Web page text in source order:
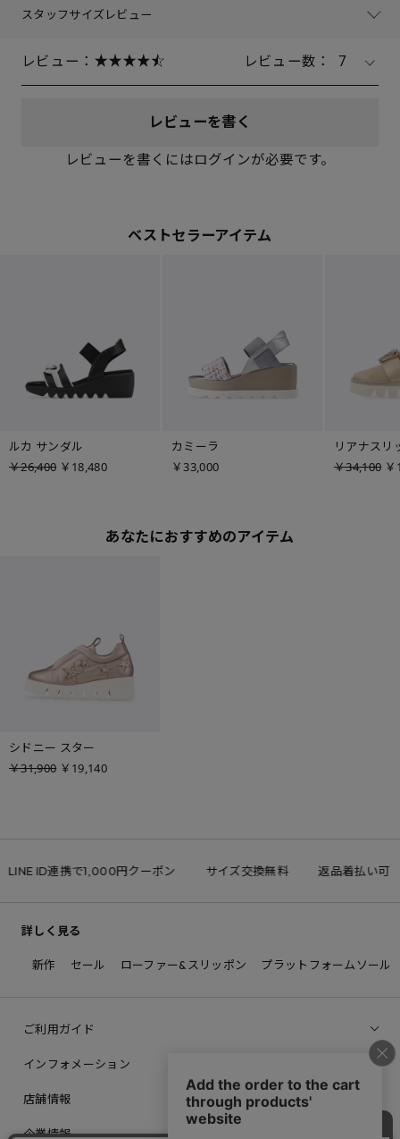
25.5cm × 在庫なし
スタッフサイズレビュー
レビュー： レビュー数： 7
レビューを書く
レビューを書くにはログインが必要です。
ベストセラーアイテム
ルカ サンダル
￥26,400 ￥18,480
カミーラ
￥33,000
リアナスリ
￥34,100
あなたにおすすめのアイテム
シドニー スター
￥31,900 ￥19,140
ID連携で1,000円クーポン サイズ交換無料 返品着払い可
詳しく見る
新作 セール ローファー&スリッポン プラットフォームソール
ご利用ガイド
インフォメーション
店舗情報
企業情報